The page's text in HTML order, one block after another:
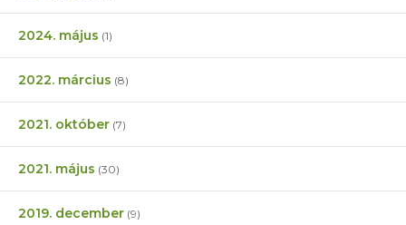
2024. május (1)
2022. március (8)
2021. október (7)
2021. május (30)
2019. december (9)